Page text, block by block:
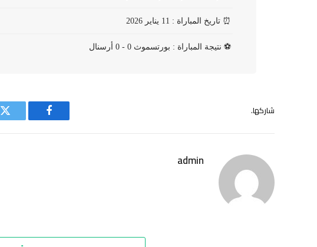
⏰ تاريخ المباراة : 11 يناير 2026
⚽ نتيجة المباراة : بورتسموث 0 - 0 أرسنال
شاركها.
فيسبوك
admin